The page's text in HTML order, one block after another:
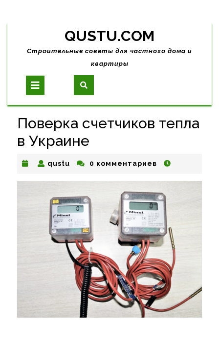
Skip
content
QUSTU.COM
Строительные советы для частного дома и
квартиры
Open
Button
Поверка счетчиков тепла
в Украине
qustu qustu0 комментариев